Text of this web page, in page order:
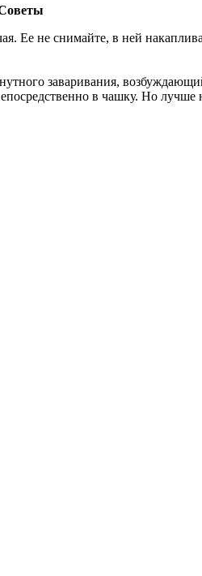
Ее не снимайте, в ней
заваривания,
в чашку. Но